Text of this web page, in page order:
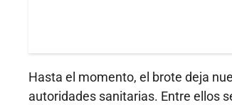
Hasta el momento, el brote deja
autoridades sanitarias. Entre ellos